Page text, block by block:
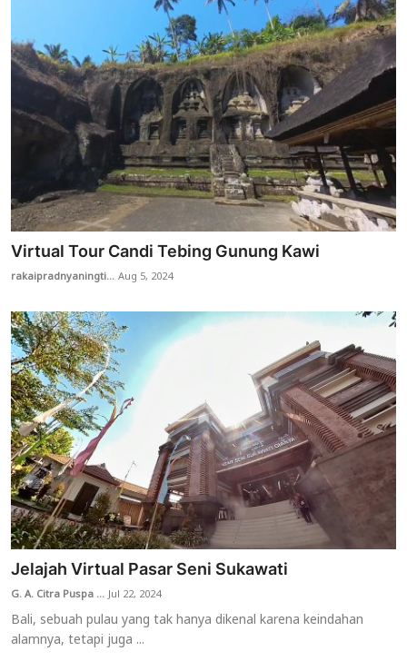
Virtual Tour Candi Tebing Gunung Kawi
rakaipradnyaningti...Aug 5, 2024
Jelajah Virtual Pasar Seni Sukawati
G. A. Citra Puspa ...Jul 22, 2024
Bali, sebuah pulau yang tak hanya dikenal karena keindahan
alamnya, tetapi juga ...